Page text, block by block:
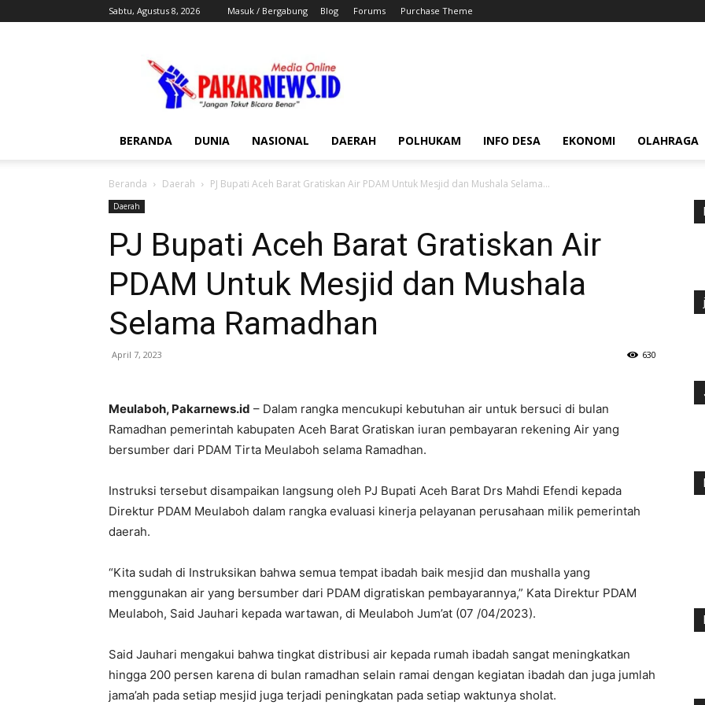
Sabtu, Agustus 8, 2026 Masuk / Bergabung Blog Forums Purchase Theme
BERANDA DUNIA NASIONAL DAERAH POLHUKAM INFO DESA EKONOMI OLAHRAGA
Beranda Daerah PJ Bupati Aceh Barat Gratiskan Air PDAM Untuk Mesjid dan Mushala Selama...
Daerah
PJ Bupati Aceh Barat Gratiskan Air
PDAM Untuk Mesjid dan Mushala
Selama Ramadhan
April 7, 2023 630
Meulaboh, Pakarnews.id – Dalam rangka mencukupi kebutuhan air untuk bersuci di bulan
Ramadhan pemerintah kabupaten Aceh Barat Gratiskan iuran pembayaran rekening Air yang
bersumber dari PDAM Tirta Meulaboh selama Ramadhan.
Instruksi tersebut disampaikan langsung oleh PJ Bupati Aceh Barat Drs Mahdi Efendi kepada
Direktur PDAM Meulaboh dalam rangka evaluasi kinerja pelayanan perusahaan milik pemerintah
daerah.
“Kita sudah di Instruksikan bahwa semua tempat ibadah baik mesjid dan mushalla yang
menggunakan air yang bersumber dari PDAM digratiskan pembayarannya,” Kata Direktur PDAM
Meulaboh, Said Jauhari kepada wartawan, di Meulaboh Jum’at (07 /04/2023).
Said Jauhari mengakui bahwa tingkat distribusi air kepada rumah ibadah sangat meningkatkan
hingga 200 persen karena di bulan ramadhan selain ramai dengan kegiatan ibadah dan juga jumlah
jama’ah pada setiap mesjid juga terjadi peningkatan pada setiap waktunya sholat.